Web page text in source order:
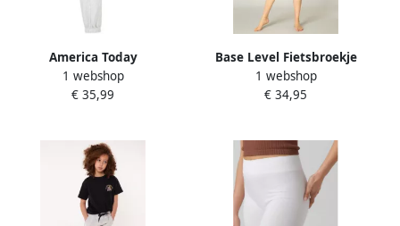
America Today
joggingbroek wit Meisjes
Sweat Effen 122 128
1 webshop
€ 35,99
Base Level Fietsbroekje
Keilani met kanten rand
(set 2-delig)
1 webshop
€ 34,95